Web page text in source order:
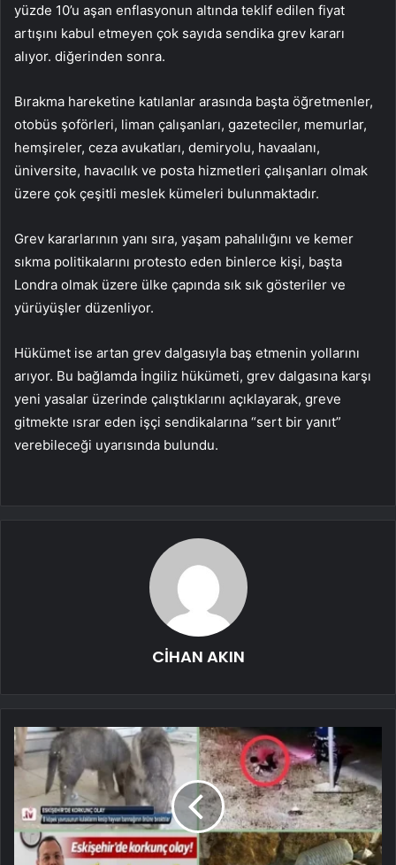
yüzde 10’u aşan enflasyonun altında teklif edilen fiyat
artışını kabul etmeyen çok sayıda sendika grev kararı
alıyor. diğerinden sonra.
Bırakma hareketine katılanlar arasında başta öğretmenler,
otobüs şoförleri, liman çalışanları, gazeteciler, memurlar,
hemşireler, ceza avukatları, demiryolu, havaalanı,
üniversite, havacılık ve posta hizmetleri çalışanları olmak
üzere çok çeşitli meslek kümeleri bulunmaktadır.
Grev kararlarının yanı sıra, yaşam pahalılığını ve kemer
sıkma politikalarını protesto eden binlerce kişi, başta
Londra olmak üzere ülke çapında sık sık gösteriler ve
yürüyüşler düzenliyor.
Hükümet ise artan grev dalgasıyla baş etmenin yollarını
arıyor. Bu bağlamda İngiliz hükümeti, grev dalgasına karşı
yeni yasalar üzerinde çalıştıklarını açıklayarak, greve
gitmekte ısrar eden işçi sendikalarına “sert bir yanıt”
verebileceği uyarısında bulundu.
CİHAN AKIN